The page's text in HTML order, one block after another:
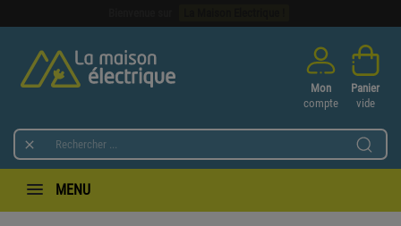

Mon
compte
Panier
vide
MENU